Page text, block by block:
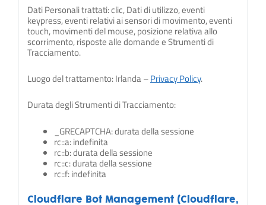
Dati Personali trattati: clic, Dati di utilizzo, eventi
keypress, eventi relativi ai sensori di movimento, eventi
touch, movimenti del mouse, posizione relativa allo
scorrimento, risposte alle domande e Strumenti di
Tracciamento.
Luogo del trattamento: Irlanda –Privacy Policy.
Durata degli Strumenti di Tracciamento:
_GRECAPTCHA: durata della sessione
rc::a: indefinita
rc::b: durata della sessione
rc::c: durata della sessione
rc::f: indefinita
Cloudflare Bot Management (Cloudflare,